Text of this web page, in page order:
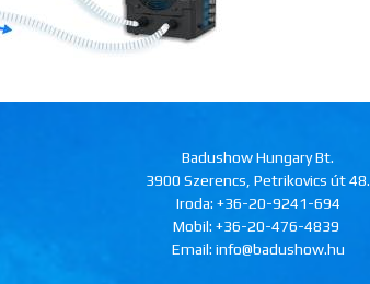
Badushow Hungary Bt.
3900 Szerencs, Petrikovics út 48.
Iroda: +36-20-9241-694
Mobil:+36-20-476-4839
Email: info@badushow.hu